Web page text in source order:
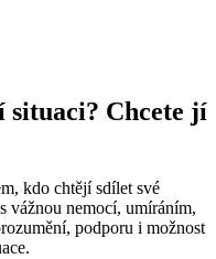
situaci? Chcete jí
kdo chtějí sdílet své
vážnou nemocí, umíráním,
podporu i možnost